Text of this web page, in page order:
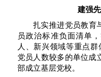
建强
扎实推进党员教育
员政治标准负面清单
人、新兴领域等重点
党员人数较多的单位成
部成立基层党校。